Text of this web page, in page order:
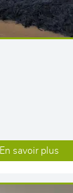
En savoir plus